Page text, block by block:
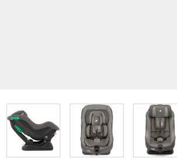
imageView larger imageView larger image